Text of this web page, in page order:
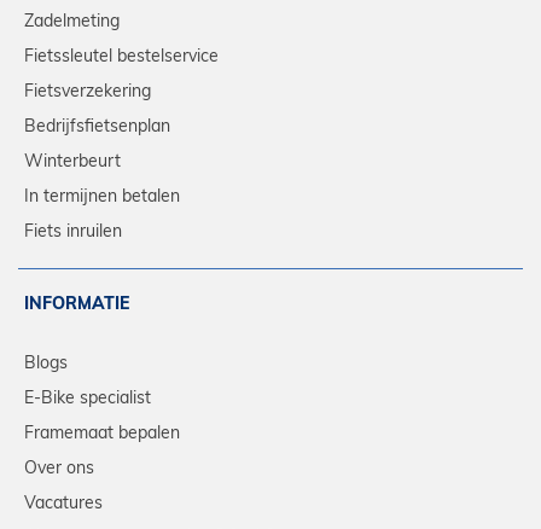
Zadelmeting
Fietssleutel bestelservice
Fietsverzekering
Bedrijfsfietsenplan
Winterbeurt
In termijnen betalen
Fiets inruilen
INFORMATIE
Blogs
E-Bike specialist
Framemaat bepalen
Over ons
Vacatures